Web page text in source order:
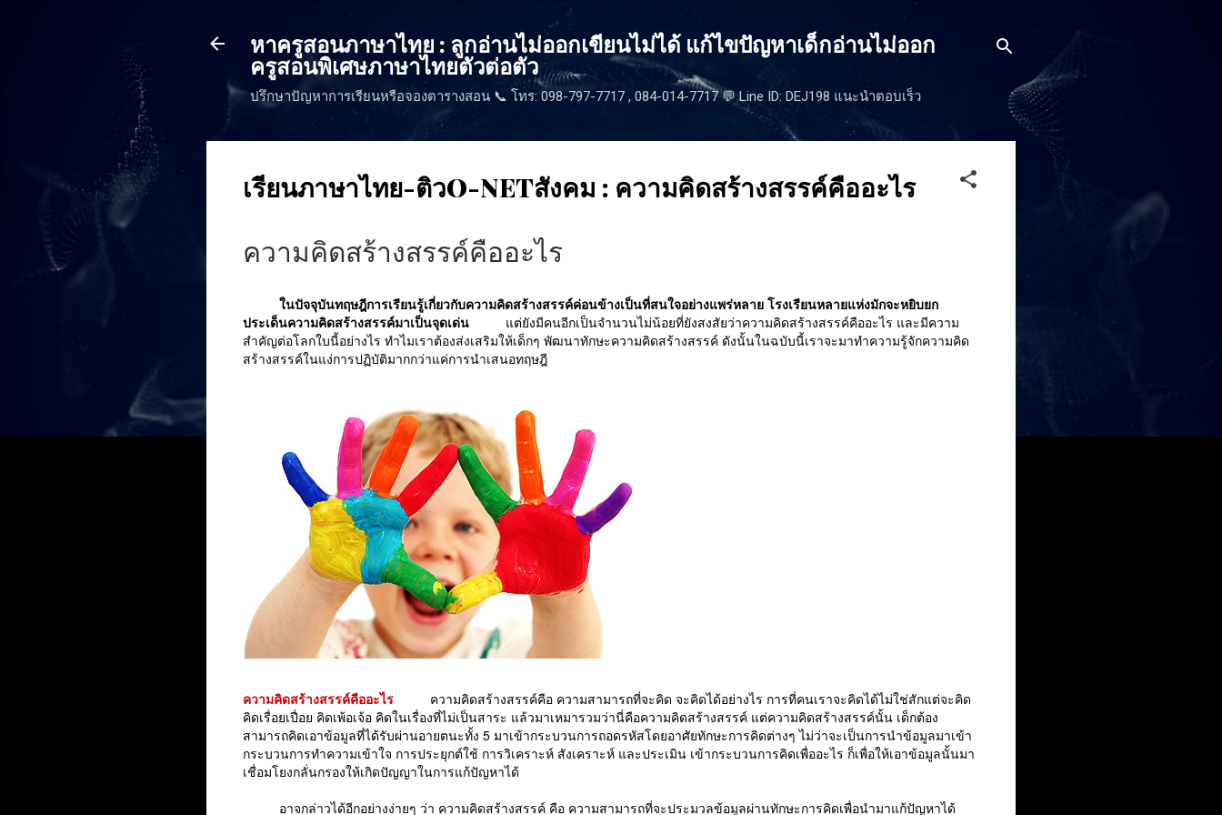
ข้ามไปที่เนื้อหาหลัก
หาครูสอนภาษาไทย : ลูกอ่านไม่ออกเขียนไม่ได้ แก้ไขปัญหาเด็กอ่านไม่ออก
ครูสอนพิเศษภาษาไทยตัวต่อตัว
ปรึกษาปัญหาการเรียนหรือจองตารางสอน 📞 โทร: 098-797-7717 , 084-014-7717 💬 Line ID: DEJ198 แนะนำตอบเร็ว
เรียนภาษาไทย-ติวO-NETสังคม : ความคิดสร้างสรรค์คืออะไร
ความคิดสร้างสรรค์คืออะไร
ในปัจจุบันทฤษฎีการเรียนรู้เกี่ยวกับความคิดสร้างสรรค์ค่อนข้างเป็นที่สนใจอย่างแพร่หลาย โรงเรียนหลายแห่งมักจะหยิบยก
ประเด็นความคิดสร้างสรรค์มาเป็นจุดเด่น แต่ยังมีคนอีกเป็นจำนวนไม่น้อยที่ยังสงสัยว่าความคิดสร้างสรรค์คืออะไร และมีความ
สำคัญต่อโลกใบนี้อย่างไร ทำไมเราต้องส่งเสริมให้เด็กๆ พัฒนาทักษะความคิดสร้างสรรค์ ดังนั้นในฉบับนี้เราจะมาทำความรู้จักความคิด
สร้างสรรค์ในแง่การปฏิบัติมากกว่าแค่การนำเสนอทฤษฎี
ความคิดสร้างสรรค์คืออะไร ความคิดสร้างสรรค์คือ ความสามารถที่จะคิด จะคิดได้อย่างไร การที่คนเราจะคิดได้ไม่ใช่สักแต่จะคิด
คิดเรื่อยเปื่อย คิดเพ้อเจ้อ คิดในเรื่องที่ไม่เป็นสาระ แล้วมาเหมารวมว่านี่คือความคิดสร้างสรรค์ แต่ความคิดสร้างสรรค์นั้น เด็กต้อง
สามารถคิดเอาข้อมูลที่ได้รับผ่านอายตนะทั้ง 5 มาเข้ากระบวนการถอดรหัสโดยอาศัยทักษะการคิดต่างๆ ไม่ว่าจะเป็นการนำข้อมูลมาเข้า
กระบวนการทำความเข้าใจ การประยุกต์ใช้ การวิเคราะห์ สังเคราะห์ และประเมิน เข้ากระบวนการคิดเพื่ออะไร ก็เพื่อให้เอาข้อมูลนั้นมา
เชื่อมโยงกลั่นกรองให้เกิดปัญญาในการแก้ปัญหาได้
อาจกล่าวได้อีกอย่างง่ายๆ ว่า ความคิดสร้างสรรค์ คือ ความสามารถที่จะประมวลข้อมูลผ่านทักษะการคิดเพื่อนำมาแก้ปัญหาได้